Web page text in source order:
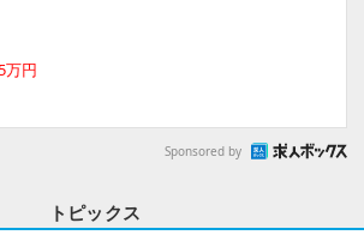
万円
Sponsored by
トピックス